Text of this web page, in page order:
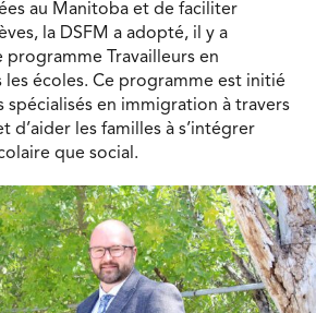
au Manitoba et de faciliter
la DSFM a adopté, il y a
programme Travailleurs en
les écoles. Ce programme est initié
spécialisés en immigration à travers
d’aider les familles à s’intégrer
que social.